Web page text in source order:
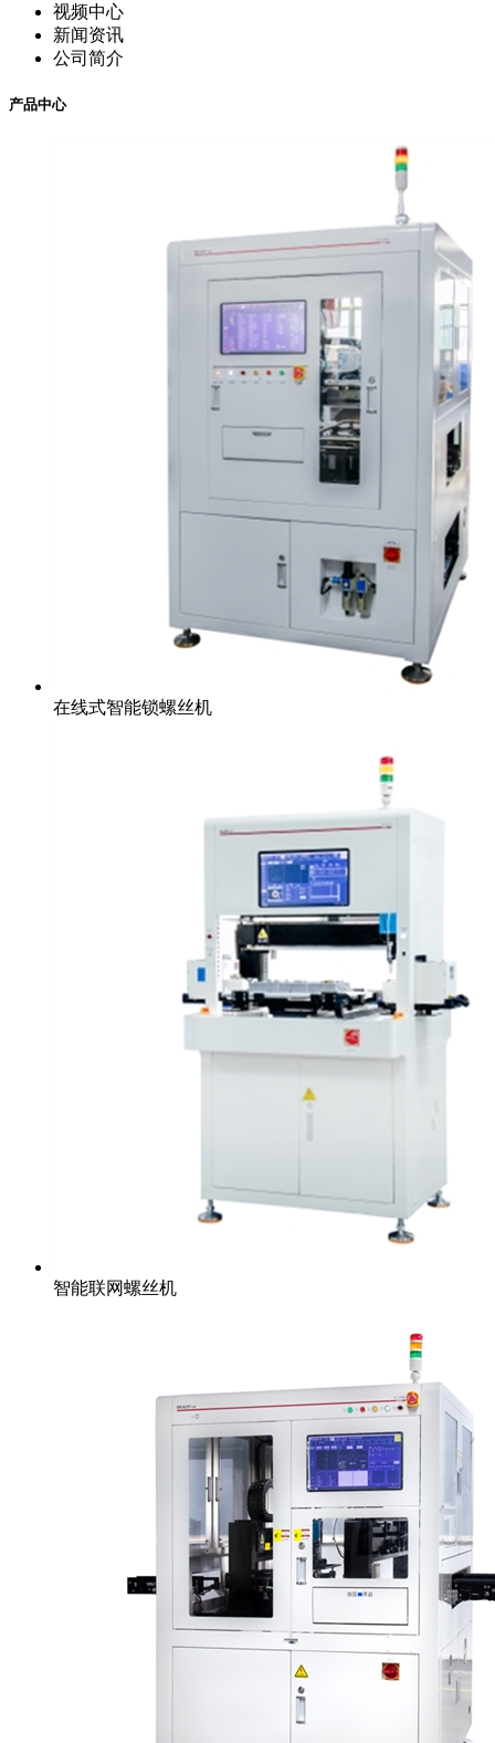
视频中心
新闻资讯
公司简介
产品中心
在线式智能锁螺丝机
智能联网螺丝机